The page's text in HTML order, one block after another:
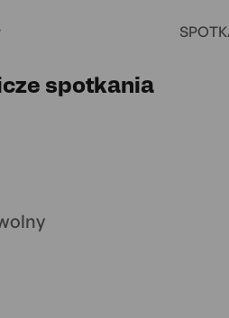
spotkania06.07